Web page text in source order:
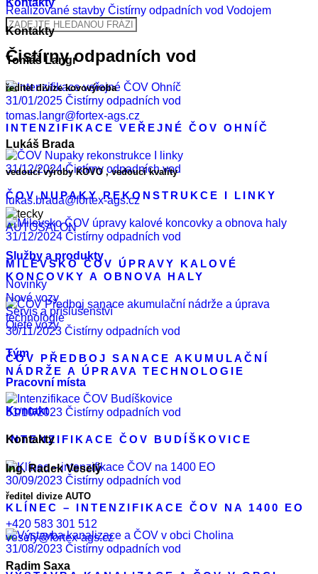
Kontakty
Kontakty
Tomáš Langr
ředitel divize kovovýroba
tomas.langr@fortex-ags.cz
Lukáš Brada
vedoucí výroby KOVO , vedoucí kvality
lukas.brada@fortex-ags.cz
AUTOSALON
Služby a produkty
Novinky
Nové vozy
Servis a příslušenství
Ojeté vozy
Tým
Pracovní místa
Kontakt
Kontakty
Ing. Radek Veselý
ředitel divize AUTO
+420 583 301 512
vesely@fortex-ags.cz
Radim Saxa
Realizované stavby Čistírny odpadních vod Vodojem
Čistírny odpadních vod
31/01/2025 Čistírny odpadních vod
INTENZIFIKACE VEŘEJNÉ ČOV OHNÍČ
31/12/2024 Čistírny odpadních vod
ČOV NUPAKY REKONSTRUKCE I LINKY
31/12/2024 Čistírny odpadních vod
MILEVSKO ČOV ÚPRAVY KALOVÉ
KONCOVKY A OBNOVA HALY
30/11/2023 Čistírny odpadních vod
ČOV PŘEDBOJ SANACE AKUMULAČNÍ
NÁDRŽE A ÚPRAVA TECHNOLOGIE
31/10/2023 Čistírny odpadních vod
INTENZIFIKACE ČOV BUDÍŠKOVICE
30/09/2023 Čistírny odpadních vod
KLÍNEC – INTENZIFIKACE ČOV NA 1400 EO
31/08/2023 Čistírny odpadních vod